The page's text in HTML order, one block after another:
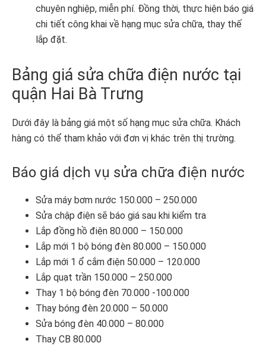
chuyên nghiệp, miễn phí. Đồng thời, thực hiện báo giá
chi tiết công khai về hạng mục sửa chữa, thay thế
lắp đặt.
Bảng giá sửa chữa điện nước tại
quận Hai Bà Trưng
Dưới đây là bảng giá một số hạng mục sửa chữa. Khách
hàng có thể tham khảo với đơn vị khác trên thị trường.
Báo giá dịch vụ sửa chữa điện nước
Sửa máy bơm nước 150.000 – 250.000
Sửa chập điện sẽ báo giá sau khi kiểm tra
Lắp đồng hồ điện 80.000 – 150.000
Lắp mới 1 bộ bóng đèn 80.000 – 150.000
Lắp mới 1 ổ cắm điện 50.000 – 120.000
Lắp quạt trần 150.000 – 250.000
Thay 1 bộ bóng đèn 70.000 -100.000
Thay bóng đèn 20.000 – 50.000
Sửa bóng đèn 40.000 – 80.000
Thay CB 80.000